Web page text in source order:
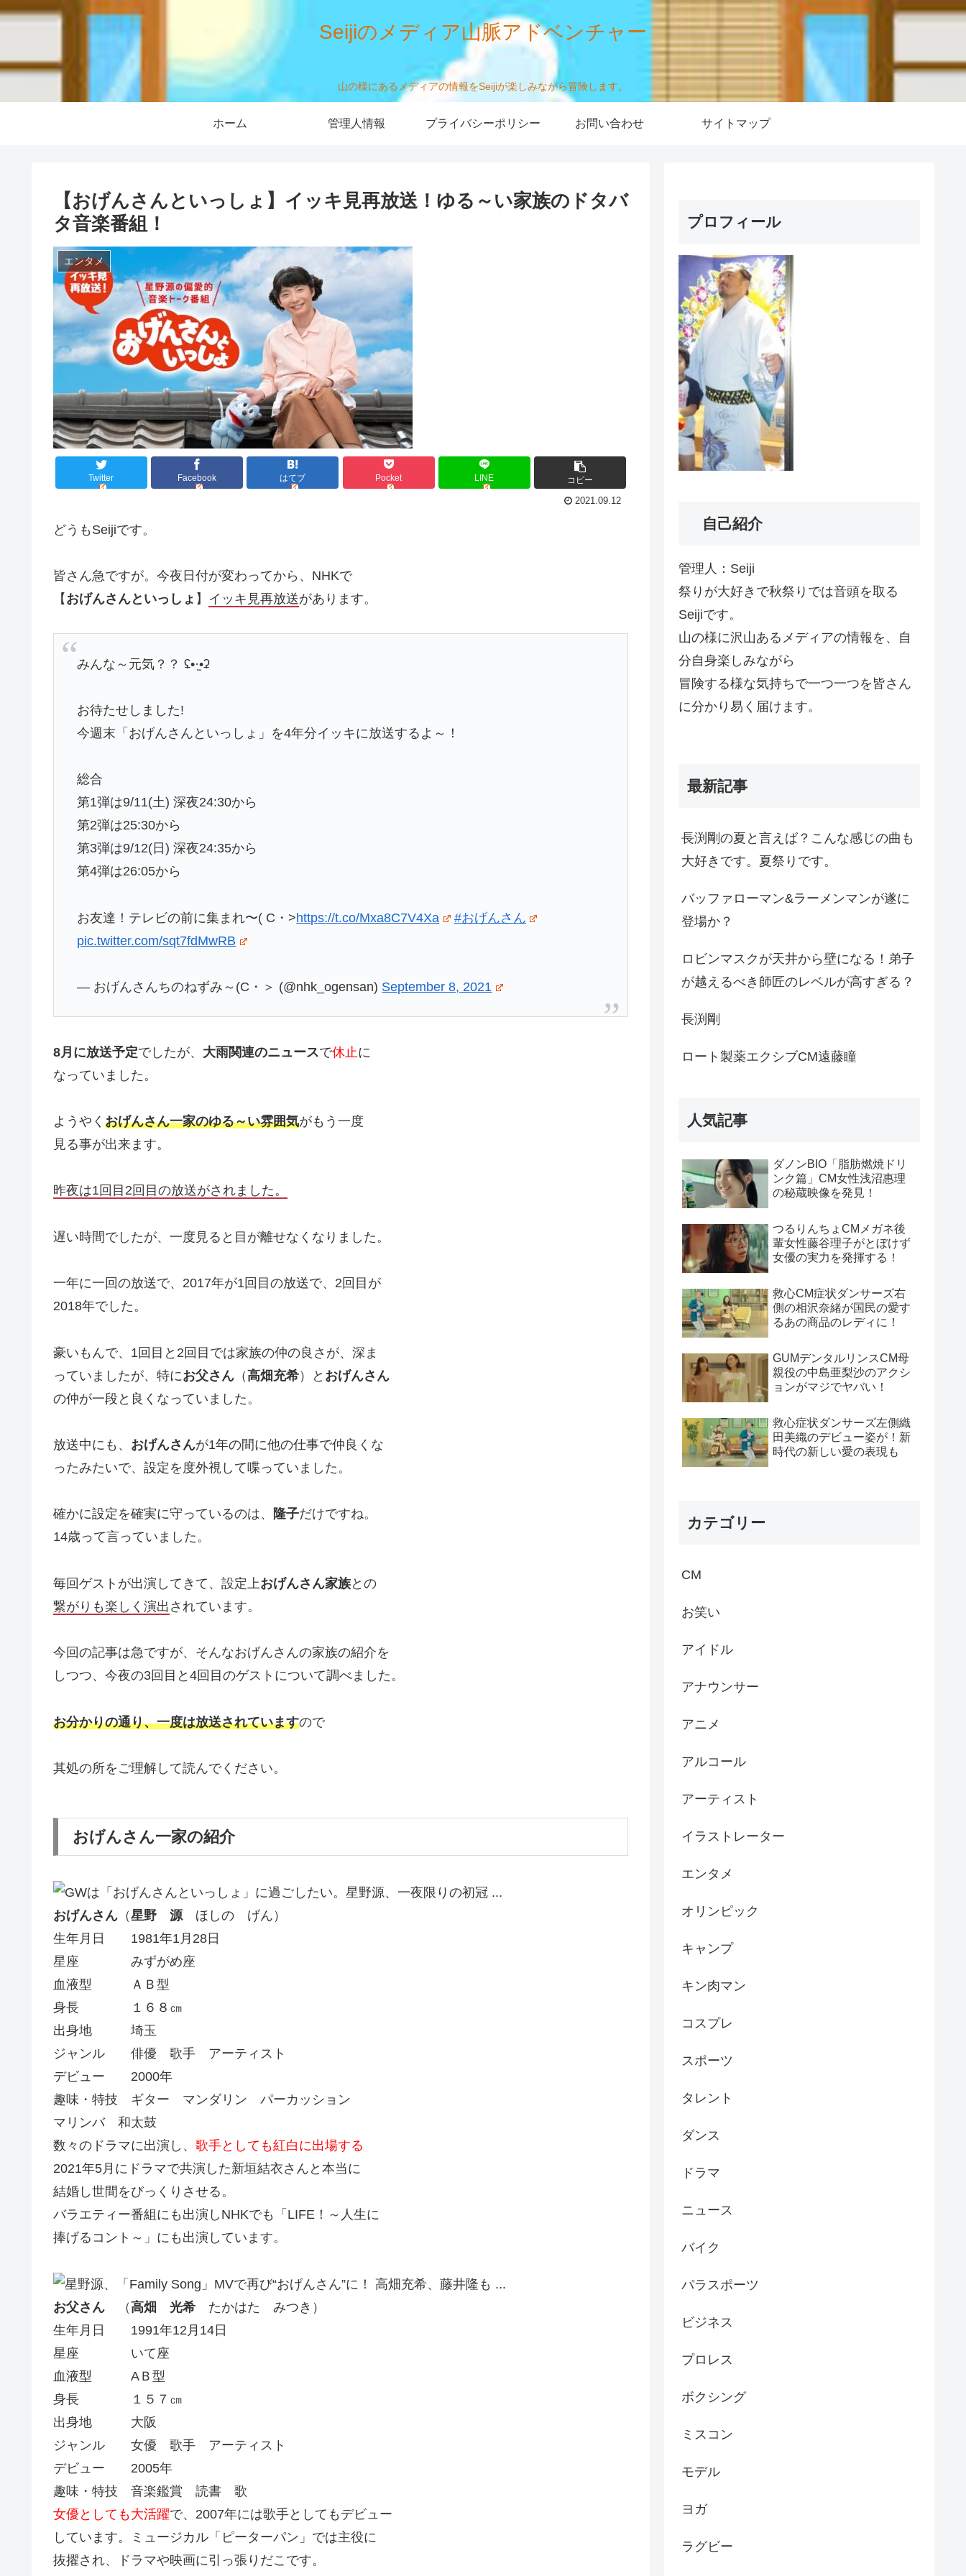
Seijiのメディア山脈アドベンチャー
山の様にあるメディアの情報をSeijiが楽しみながら冒険します。
ホーム 管理人情報 プライバシーポリシー お問い合わせ サイトマップ
【おげんさんといっしょ】イッキ見再放送！ゆる～い家族のドタバ
タ音楽番組！
エンタメ
Twitter Facebook はてブ Pocket LINE コピー
2021.09.12
どうもSeijiです。
皆さん急ですが。今夜日付が変わってから、NHKで
【 おげんさんといっしょ 】 イッキ見再放送があります。
みんな～元気？？ ʢ•·̫•ʡ
お待たせしました!
今週末「おげんさんといっしょ」を4年分イッキに放送するよ～！
総合
第1弾は9/11(土) 深夜24:30から
第2弾は25:30から
第3弾は9/12(日) 深夜24:35から
第4弾は26:05から
お友達！テレビの前に集まれ〜( C・>https://t.co/Mxa8C7V4Xa
#おげんさん
pic.twitter.com/sqt7fdMwRB
— おげんさんちのねずみ～(C・＞ (@nhk_ogensan) September 8, 2021
8月に放送予定でしたが、 大雨関連のニュースで休止に
なっていました。
ようやく おげんさん一家のゆる～い雰囲気がもう一度
見る事が出来ます。
昨夜は1回目2回目の放送がされました。
遅い時間でしたが、一度見ると目が離せなくなりました。
一年に一回の放送で、2017年が1回目の放送で、2回目が
2018年でした。
豪いもんで、1回目と2回目では家族の仲の良さが、深ま
っていましたが、特にお父さん （高畑充希）と おげんさん
の仲が一段と良くなっていました。
放送中にも、 おげんさんが1年の間に他の仕事で仲良くな
ったみたいで、設定を度外視して喋っていました。
確かに設定を確実に守っているのは、 隆子だけですね。
14歳って言っていました。
毎回ゲストが出演してきて、設定上おげんさん家族との
繋がりも楽しく演出 されています。
今回の記事は急ですが、そんなおげんさんの家族の紹介を
しつつ、今夜の3回目と4回目のゲストについて調べました。
お分かりの通り、一度は放送されていますので
其処の所をご理解して読んでください。
おげんさん一家の紹介
おげんさん （星野 源ほしの げん）
生年月日 1981年1月28日
星座 みずがめ座
血液型 ＡＢ型
身長 １６８㎝
出身地 埼玉
ジャンル 俳優 歌手 アーティスト
デビュー 2000年
趣味・特技 ギター マンダリン パーカッション
マリンバ 和太鼓
数々のドラマに出演し、 歌手としても紅白に出場する
2021年5月にドラマで共演した新垣結衣さんと本当に
結婚し世間をびっくりさせる。
バラエティー番組にも出演しNHKでも「LIFE！～人生に
捧げるコント～」にも出演しています。
お父さん （高畑 光希 たかはた みつき）
生年月日 1991年12月14日
星座 いて座
血液型 AＢ型
身長 １５７㎝
出身地 大阪
ジャンル 女優 歌手 アーティスト
デビュー 2005年
趣味・特技 音楽鑑賞 読書 歌
女優としても大活躍で、2007年には歌手としてもデビュー
しています。ミュージカル「ピーターパン」では主役に
抜擢され、ドラマや映画に引っ張りだこです。
プロフィール
自己紹介
管理人：Seiji
祭りが大好きで秋祭りでは音頭を取る
Seijiです。
山の様に沢山あるメディアの情報を、自
分自身楽しみながら
冒険する様な気持ちで一つ一つを皆さん
に分かり易く届けます。
最新記事
長渕剛の夏と言えば？こんな感じの曲も
大好きです。夏祭りです。
バッファローマン&ラーメンマンが遂に
登場か？
ロビンマスクが天井から壁になる！弟子
が越えるべき師匠のレベルが高すぎる？
長渕剛
ロート製薬エクシブCM遠藤瞳
人気記事
ダノンBIO「脂肪燃焼ドリ
ンク篇」CM女性浅沼惠理
の秘蔵映像を発見！
つるりんちょCMメガネ後
輩女性藤谷理子がとぼけず
女優の実力を発揮する！
救心CM症状ダンサーズ右
側の相沢奈緒が国民の愛す
るあの商品のレディに！
GUMデンタルリンスCM母
親役の中島亜梨沙のアクシ
ョンがマジでヤバい！
救心症状ダンサーズ左側織
田美織のデビュー姿が！新
時代の新しい愛の表現も
カテゴリー
CM
お笑い
アイドル
アナウンサー
アニメ
アルコール
アーティスト
イラストレーター
エンタメ
オリンピック
キャンプ
キン肉マン
コスプレ
スポーツ
タレント
ダンス
ドラマ
ニュース
バイク
パラスポーツ
ビジネス
プロレス
ボクシング
ミスコン
モデル
ヨガ
ラグビー